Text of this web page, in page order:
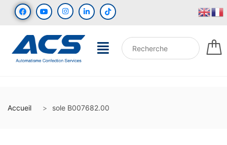
Accueil sole B007682.00